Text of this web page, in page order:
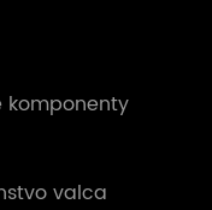
komponenty
valca